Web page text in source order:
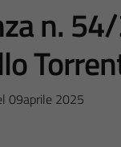
n.
09aprile 2025